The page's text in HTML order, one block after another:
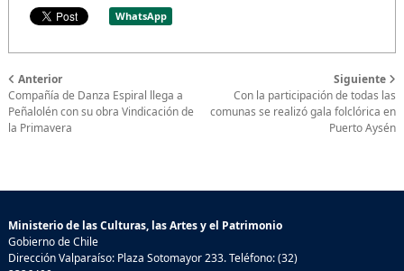
WhatsApp
Anterior
Compañía de Danza Espiral llega a
Peñalolén con su obra Vindicación de
la Primavera
Siguiente
Con la participación de todas las
comunas se realizó gala folclórica en
Puerto Aysén
Ministerio de las Culturas, las Artes y el Patrimonio
Gobierno de Chile
Dirección Valparaíso: Plaza Sotomayor 233. Teléfono: (32)